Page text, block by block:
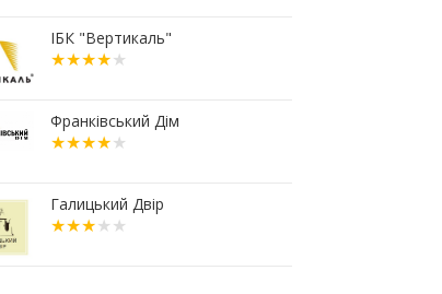
охочих купити офісний комплекс
збанкрутілої компанії з групи
«Приват»
липня: як дізнатися суму і
правильно сплатити кошти
Іпотека під 3% та нові ліміти
площі: як оновлені правила
«єОселі» працюють на
Прикарпатті
ІБК "Вертикаль"
Франківський Дім
Галицький Двір